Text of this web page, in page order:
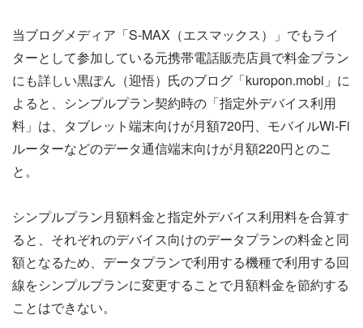
当ブログメディア「S-MAX（エスマックス）」でもライ
ターとして参加している元携帯電話販売店員で料金プラン
にも詳しい黒ぽん（迎悟）氏のブログ「kuropon.mobi」に
よると、シンプルプラン契約時の「指定外デバイス利用
料」は、タブレット端末向けが月額720円、モバイルWi-Fi
ルーターなどのデータ通信端末向けが月額220円とのこ
と。
シンプルプラン月額料金と指定外デバイス利用料を合算す
ると、それぞれのデバイス向けのデータプランの料金と同
額となるため、データプランで利用する機種で利用する回
線をシンプルプランに変更することで月額料金を節約する
ことはできない。